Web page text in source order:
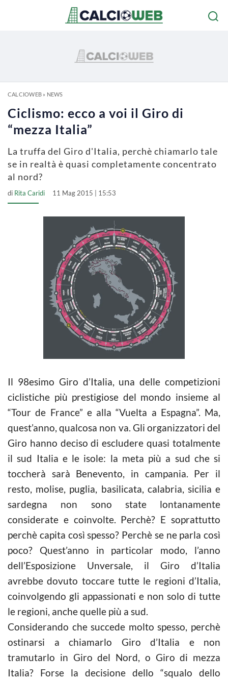
CALCIOWEB» NEWS
Ciclismo: ecco a voi il Giro di
“mezza Italia”
La truffa del Giro d'Italia, perchè chiamarlo tale
se in realtà è quasi completamente concentrato
al nord?
di Rita Caridi 11 Mag 2015 | 15:53
Il 98esimo Giro d’Italia, una delle competizioni
ciclistiche più prestigiose del mondo insieme al
“Tour de France” e alla “Vuelta a Espagna”. Ma,
quest’anno, qualcosa non va. Gli organizzatori del
Giro hanno deciso di escludere quasi totalmente
il sud Italia e le isole: la meta più a sud che si
toccherà sarà Benevento, in campania. Per il
resto, molise, puglia, basilicata, calabria, sicilia e
sardegna non sono state lontanamente
considerate e coinvolte. Perchè? E soprattutto
perchè capita così spesso? Perchè se ne parla così
poco? Quest’anno in particolar modo, l’anno
dell’Esposizione Unversale, il Giro d’Italia
avrebbe dovuto toccare tutte le regioni d’Italia,
coinvolgendo gli appassionati e non solo di tutte
le regioni, anche quelle più a sud.
Considerando che succede molto spesso, perchè
ostinarsi a chiamarlo Giro d’Italia e non
tramutarlo in Giro del Nord, o Giro di mezza
Italia? Forse la decisione dello “squalo dello